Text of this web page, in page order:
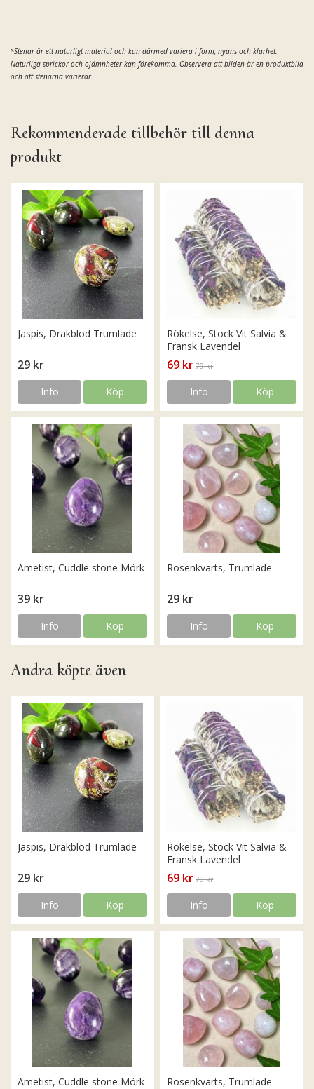
*Stenar är ett naturligt material och kan därmed variera i form, nyans och klarhet.
Naturliga sprickor och ojämnheter kan förekomma. Observera att bilden är en produktbild
och att stenarna varierar.
Rekommenderade tillbehör till denna
produkt
Jaspis, Drakblod Trumlade
29 kr
Info Köp
Rökelse, Stock Vit Salvia &
Fransk Lavendel
69 kr 79 kr
Info Köp
Ametist, Cuddle stone Mörk
39 kr
Info Köp
Rosenkvarts, Trumlade
29 kr
Info Köp
Andra köpte även
Jaspis, Drakblod Trumlade
29 kr
Info Köp
Rökelse, Stock Vit Salvia &
Fransk Lavendel
69 kr 79 kr
Info Köp
Ametist, Cuddle stone Mörk Rosenkvarts, Trumlade